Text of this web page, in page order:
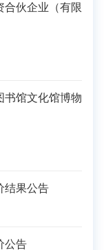
合伙企业（有限
书馆文化馆博物
结果公告
公告